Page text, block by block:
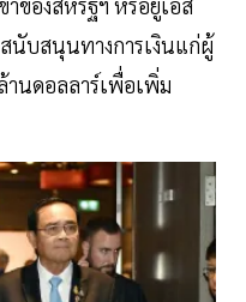
นับสนุนทางการเงินแก่ผู้
านดอลลาร์เพื่อเพิ่ม